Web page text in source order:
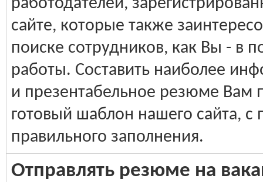
работодателей,
сайте, которые также
поиске сотрудников, как Вы - в
работы. Составить наиболее
и презентабельное резюме Вам
готовый шаблон нашего сайта, с
правильного заполнения.
Отправлять резюме на